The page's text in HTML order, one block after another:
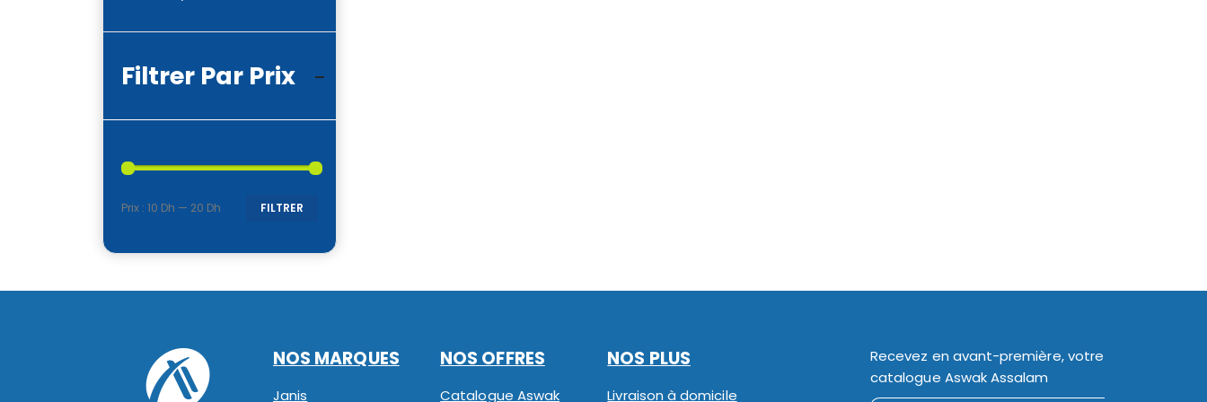
Filtrer Par Prix
FILTRER
Prix : 10 Dh — 20 Dh
NOS MARQUES
Janis
NOS OFFRES
Catalogue Aswak
NOS PLUS
Livraison à domicile
Recevez en avant-première, votre
catalogue Aswak Assalam